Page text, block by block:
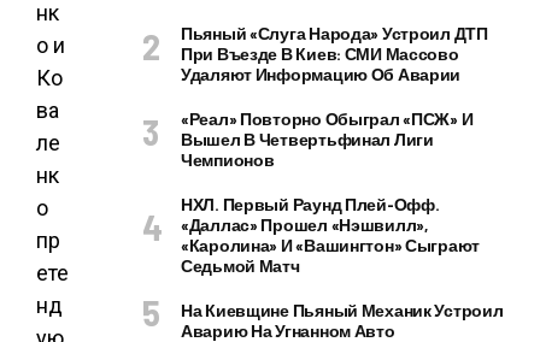
Пьяный «слуга Народа» Устроил ДТП
При Въезде В Киев: СМИ Массово
Удаляют Информацию Об Аварии
«Реал» Повторно Обыграл «ПСЖ» И
Вышел В Четвертьфинал Лиги
Чемпионов
НХЛ. Первый Раунд Плей-Офф.
«Даллас» Прошел «Нэшвилл»,
«Каролина» И «Вашингтон» Сыграют
Седьмой Матч
На Киевщине Пьяный Механик Устроил
Аварию На Угнанном Авто